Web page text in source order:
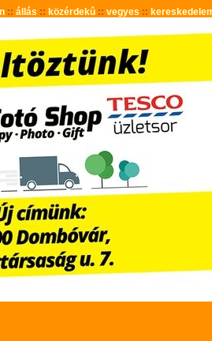
:: állás :: közérdekû:: vegyes ::